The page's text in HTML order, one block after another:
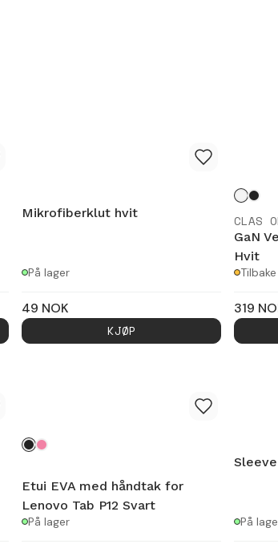
Mikrofiberklut hvit
På lager
49 NOK
KJØP
CLAS
GaN
Hvit
319
Etui EVA med håndtak for
Lenovo Tab P12 Svart
På lager På